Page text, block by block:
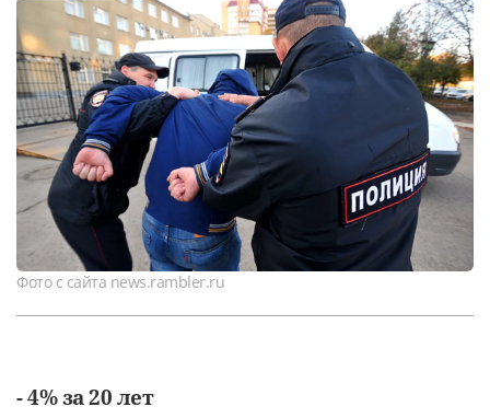
Фото с сайта news.rambler.ru
- 4% за 20 лет